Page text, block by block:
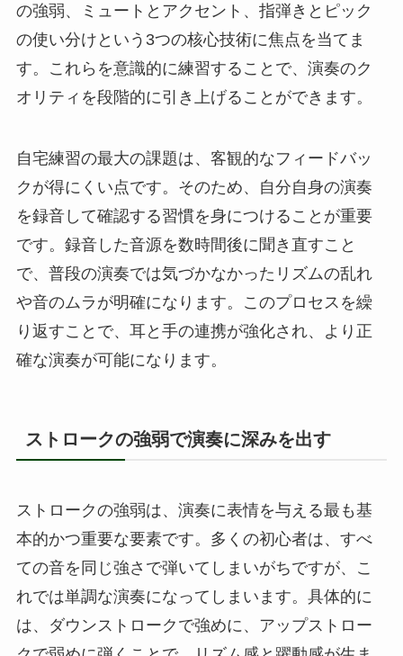
の強弱、ミュートとアクセント、指弾きとピック
の使い分けという3つの核心技術に焦点を当てま
す。これらを意識的に練習することで、演奏のク
オリティを段階的に引き上げることができます。
自宅練習の最大の課題は、客観的なフィードバッ
クが得にくい点です。そのため、自分自身の演奏
を録音して確認する習慣を身につけることが重要
です。録音した音源を数時間後に聞き直すこと
で、普段の演奏では気づかなかったリズムの乱れ
や音のムラが明確になります。このプロセスを繰
り返すことで、耳と手の連携が強化され、より正
確な演奏が可能になります。
ストロークの強弱で演奏に深みを出す
ストロークの強弱は、演奏に表情を与える最も基
本的かつ重要な要素です。多くの初心者は、すべ
ての音を同じ強さで弾いてしまいがちですが、こ
れでは単調な演奏になってしまいます。具体的に
は、ダウンストロークで強めに、アップストロー